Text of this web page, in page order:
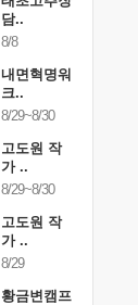
담..
8/8
내면혁명워
크..
8/29~8/30
고도원 작
가 ..
8/29~8/30
고도원 작
가 ..
8/29
황금변캠프